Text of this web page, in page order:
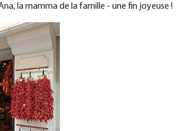
la mamma de la famille - une fin joyeuse !